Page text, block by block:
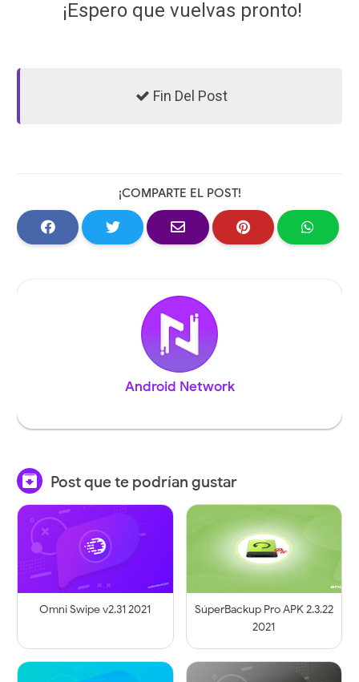
¡Espero que vuelvas pronto!
Fin Del Post
¡COMPARTE EL POST!
Android Network
 Post que te podrían gustar
Omni Swipe v2.31 2021
SúperBackup Pro APK 2.3.22
2021